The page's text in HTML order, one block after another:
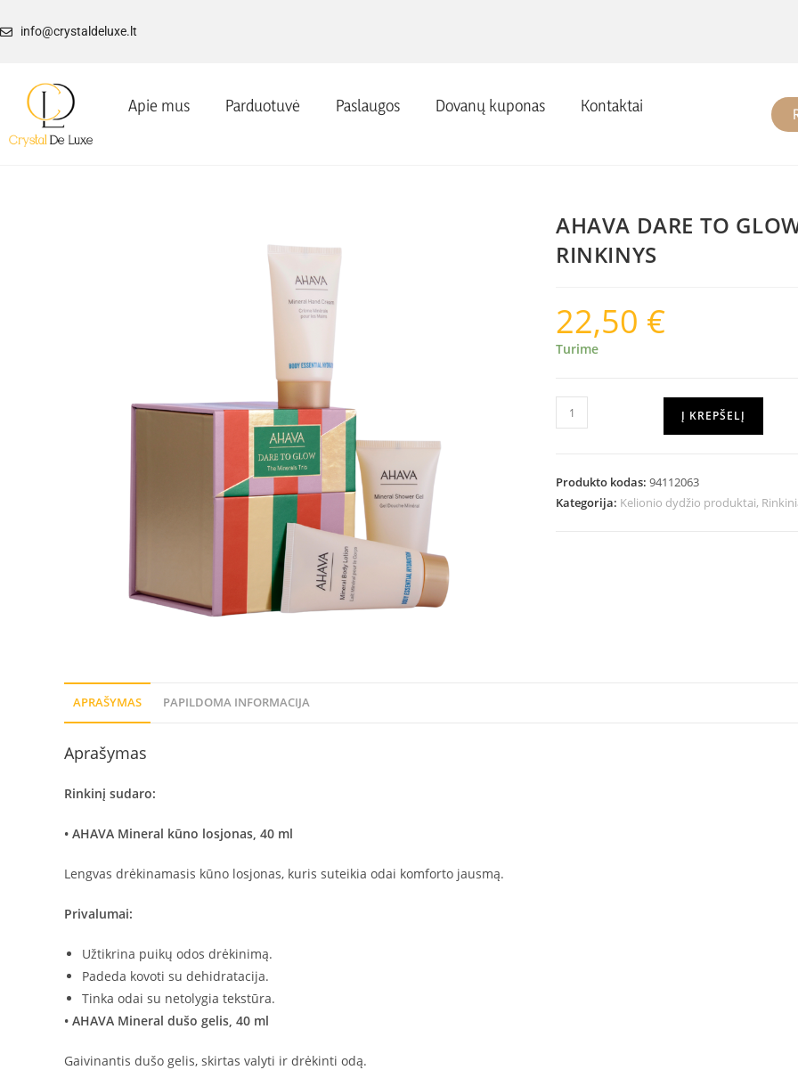
info@crystaldeluxe.lt
Apie mus Parduotuvė Paslaugos Dovanų kuponas Kontaktai
AHAVA DARE TO
RINKINYS
22,50 €
Turime
Į KREPŠELĮ
Produkto kodas: 94112063
Kategorija: Kelionio dydžio produktai,
APRAŠYMAS PAPILDOMA INFORMACIJA
Aprašymas
Rinkinį sudaro:
• AHAVA Mineral kūno losjonas, 40 ml
Lengvas drėkinamasis kūno losjonas, kuris suteikia odai komforto jausmą.
Privalumai:
Užtikrina puikų odos drėkinimą.
Padeda kovoti su dehidratacija.
Tinka odai su netolygia tekstūra.
• AHAVA Mineral dušo gelis, 40 ml
Gaivinantis dušo gelis, skirtas valyti ir drėkinti odą.